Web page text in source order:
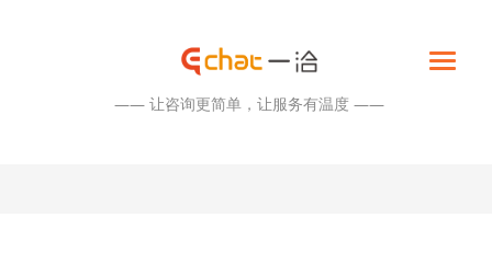
—— 让咨询更简单，让服务有温度 ——